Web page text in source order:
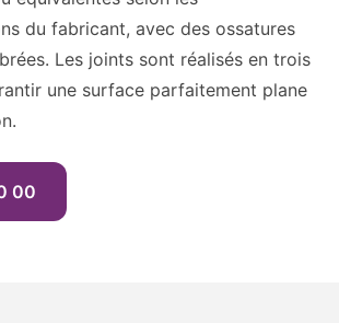
du fabricant, avec des ossatures
Les joints sont réalisés en trois
une surface parfaitement plane
00